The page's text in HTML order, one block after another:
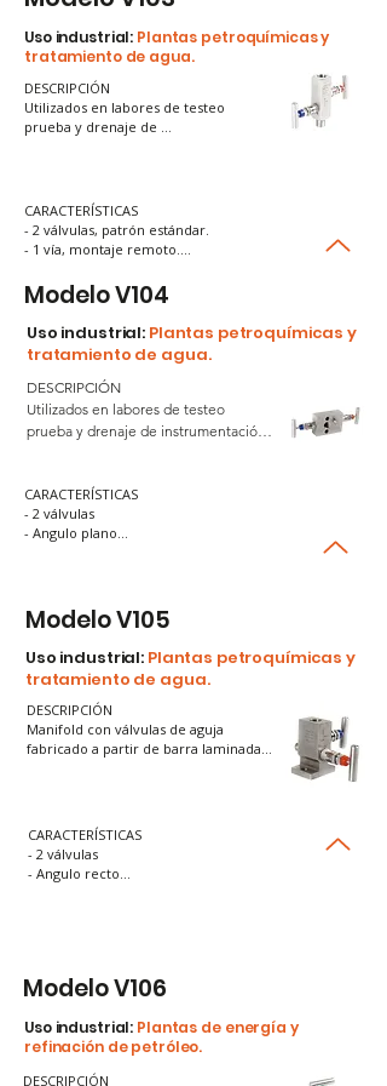
mantenimiento en operaciones continuas.
Uso industrial: Plantas petroquímicas y
tratamiento de agua.
DESCRIPCIÓN
Utilizados en labores de testeo
prueba y drenaje de
aplicaciones de monitoreo de
presión simple.
CARACTERÍSTICAS
- 2 válvulas, patrón estándar.
- 1 vía, montaje remoto.
- Función: Aísla y drena el instrumento para facilitar
el mantenimiento.
- Aplicaciones: Sistemas de monitoreo básico.
- Beneficio: Reducción del tiempo de
mantenimiento en operaciones continuas.
Modelo V104
Uso industrial: Plantas petroquímicas y
tratamiento de agua.
DESCRIPCIÓN
Utilizados en labores de testeo
prueba y drenaje de instrumentación.
aplicaciones de monitoreo de presión
simple.
CARACTERÍSTICAS
- 2 válvulas
- Angulo plano
- Con drenaje
Modelo V105
Uso industrial: Plantas petroquímicas y
tratamiento de agua.
DESCRIPCIÓN
Manifold con válvulas de aguja
fabricado a partir de barra laminada.
CARACTERÍSTICAS
- 2 válvulas
- Angulo recto
Modelo V106
Uso industrial: Plantas de energía y
refinación de petróleo.
DESCRIPCIÓN